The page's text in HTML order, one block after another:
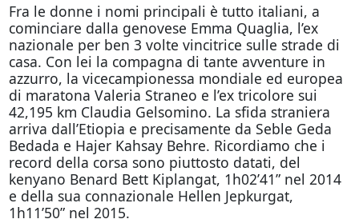
Fra le donne i nomi principali è tutto italiani, a
cominciare dalla genovese Emma Quaglia, l’ex
nazionale per ben 3 volte vincitrice sulle strade di
casa. Con lei la compagna di tante avventure in
azzurro, la vicecampionessa mondiale ed europea
di maratona Valeria Straneo e l’ex tricolore sui
42,195 km Claudia Gelsomino. La sfida straniera
arriva dall’Etiopia e precisamente da Seble Geda
Bedada e Hajer Kahsay Behre. Ricordiamo che i
record della corsa sono piuttosto datati, del
kenyano Benard Bett Kiplangat, 1h02’41” nel 2014
e della sua connazionale Hellen Jepkurgat,
1h11’50” nel 2015.